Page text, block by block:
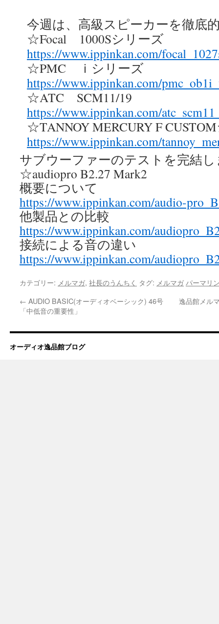
今週は、高級スピーカーを徹底
☆Focal 1000Sシリーズ
https://www.ippinkan.com/
☆PMC ｉシリーズ
https://www.ippinkan.com/
☆ATC SCM11/19
https://www.ippinkan.com/
☆TANNOY MERCURY F
https://www.ippinkan.com/
サブウーファーのテストを完結
☆audiopro B2.27 Mark2
概要について
https://www.ippinkan.com/audio-
他製品との比較
https://www.ippinkan.com/
接続による音の違い
https://www.ippinkan.com/
カテゴリー: メルマガ, 社長のうんちく タグ: メルマガ パーマリ
← AUDIO BASIC(オーディオベーシック) 46号
「中低音の重要性」
逸品館メル
オーディオ逸品館ブログ